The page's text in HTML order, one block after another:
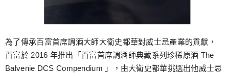
為了傳承百富首席調酒大師大衛史都華對威士忌產業的貢獻，
百富於 2016 年推出「百富首席調酒師典藏系列珍稀原酒 The
Balvenie DCS Compendium 」，由大衛史都華挑選出他威士忌